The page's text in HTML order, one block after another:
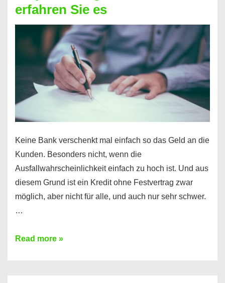
nicht
nur
für
Handy
möglich!
erfahren Sie es
Keine Bank verschenkt mal einfach so das Geld an die
Kunden. Besonders nicht, wenn die
Ausfallwahrscheinlichkeit einfach zu hoch ist. Und aus
diesem Grund ist ein Kredit ohne Festvertrag zwar
möglich, aber nicht für alle, und auch nur sehr schwer.
…
Ist
Read more »